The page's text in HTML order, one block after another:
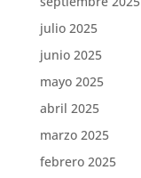
julio 2025
junio 2025
mayo 2025
abril 2025
marzo 2025
febrero 2025